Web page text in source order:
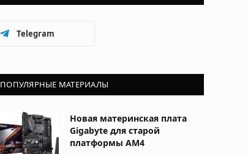
Telegram
ПОПУЛЯРНЫЕ МАТЕРИАЛЫ
Новая материнская плата
Gigabyte для старой
платформы AM4